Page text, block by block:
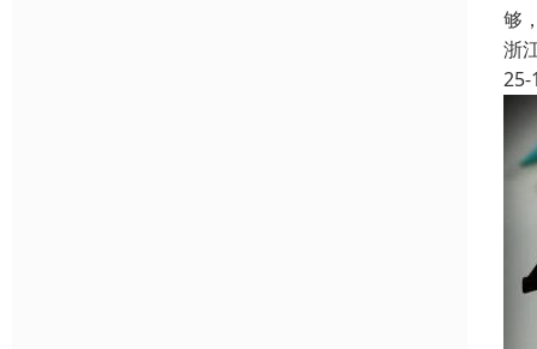
够
浙
25-